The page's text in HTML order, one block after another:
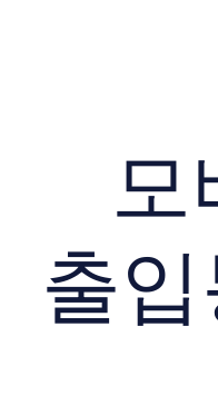
모
출